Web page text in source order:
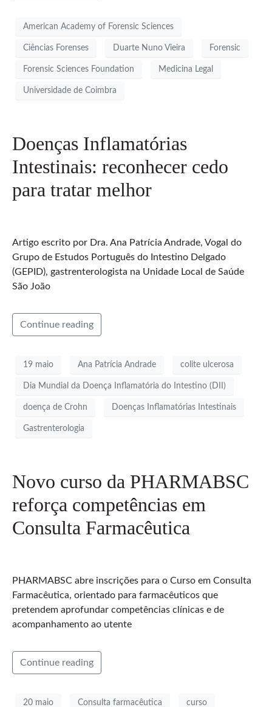
American Academy of Forensic Sciences
Ciências Forenses Duarte Nuno Vieira Forensic
Forensic Sciences Foundation Medicina Legal
Universidade de Coimbra
Doenças Inflamatórias
Intestinais: reconhecer cedo
para tratar melhor
Artigo escrito por Dra. Ana Patrícia Andrade, Vogal do
Grupo de Estudos Português do Intestino Delgado
(GEPID), gastrenterologista na Unidade Local de Saúde
São João
Continue reading
19 maio Ana Patrícia Andrade colite ulcerosa
Dia Mundial da Doença Inflamatória do Intestino (DII)
doença de Crohn Doenças Inflamatórias Intestinais
Gastrenterologia
Novo curso da PHARMABSC
reforça competências em
Consulta Farmacêutica
PHARMABSC abre inscrições para o Curso em Consulta
Farmacêutica, orientado para farmacêuticos que
pretendem aprofundar competências clínicas e de
acompanhamento ao utente
Continue reading
20 maio Consulta farmacêutica curso